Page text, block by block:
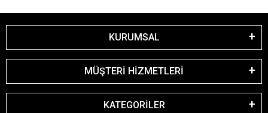
KURUMSAL
MÜŞTERİ HİZMETLERİ
KATEGORİLER